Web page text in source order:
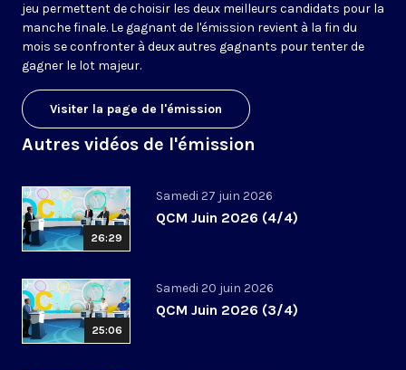
jeu permettent de choisir les deux meilleurs candidats pour la
manche finale. Le gagnant de l'émission revient à la fin du
mois se confronter à deux autres gagnants pour tenter de
gagner le lot majeur.
Visiter la page de l'émission
Autres vidéos de l'émission
26:29
Samedi 27 juin 2026
QCM Juin 2026 (4/4)
25:06
Samedi 20 juin 2026
QCM Juin 2026 (3/4)